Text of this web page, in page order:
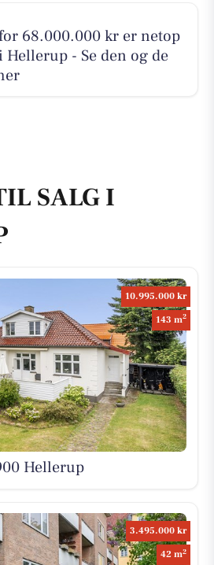
68.000.000 kr er netop
- Se den og de
SALG I
10.995.000 kr
143 m2
Hellerup
3.495.000 kr
42 m2